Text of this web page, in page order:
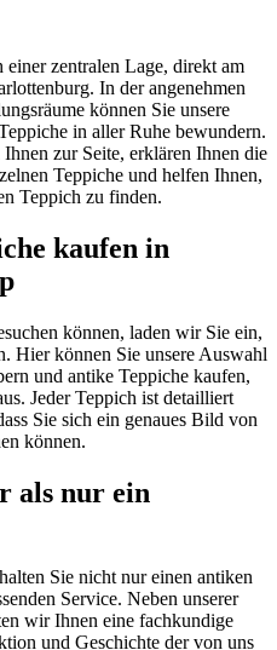
zentralen Lage, direkt am
In der angenehmen
können Sie unsere
in aller Ruhe bewundern.
zur Seite, erklären Ihnen die
Teppiche und helfen Ihnen,
Teppich zu finden.
kaufen in
können, laden wir Sie ein,
Hier können Sie unsere Auswahl
und antike Teppiche kaufen,
Jeder Teppich ist detailliert
Sie sich ein genaues Bild von
können.
als nur ein
Sie nicht nur einen antiken
Service. Neben unserer
wir Ihnen eine fachkundige
und Geschichte der von uns